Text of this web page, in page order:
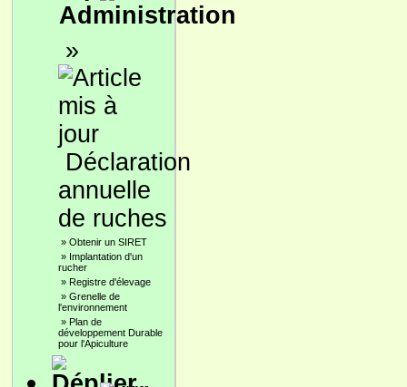
Administration
»
Déclaration
annuelle
de ruches
» Obtenir un SIRET
» Implantation d'un
rucher
» Registre d'élevage
» Grenelle de
l'environnement
» Plan de
développement Durable
pour l'Apiculture